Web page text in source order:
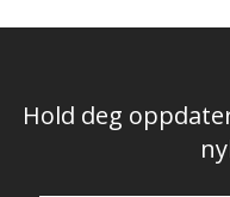
Hold deg